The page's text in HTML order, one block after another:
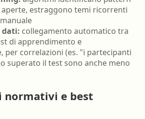
estraggono temi ricorrenti
dati: collegamento automatico tra
di apprendimento e
per correlazioni (es. "i partecipanti
superato il test sono anche meno
normativi e best